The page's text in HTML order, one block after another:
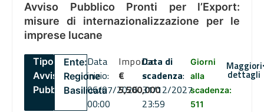
Avviso Pubblico Pronti per l’Export:
misure di internazionalizzazione per le
imprese lucane
Tipo:
Avviso
Pubblico
Ente:
Regione
Basilicata
Data
inizio:
06/07/2026
00:00
Importo
€
5,500,000
Data di
scadenza:
31/12/2027
23:59
Giorni
alla
scadenza:
511
Maggiori
dettagli